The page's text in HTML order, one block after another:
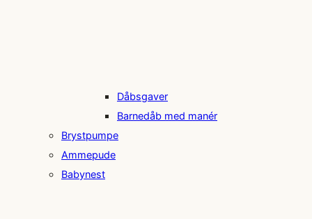
Dåbsgaver
Barnedåb med manér
Brystpumpe
Ammepude
Babynest